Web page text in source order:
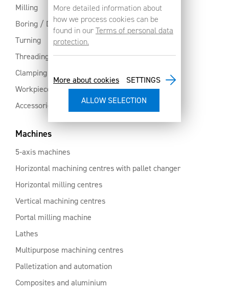
More detailed information about
how we process cookies can be
found in ourTerms of personal data
protection.
More about cookies SETTINGS
Milling
Boring / Drilling
Turning
Threading
Clamping
Workpiece clamping
Accessories
Machines
5-axis machines
Horizontal machining centres with pallet changer
Horizontal milling centres
Vertical machining centres
Portal milling machine
Lathes
Multipurpose machining centres
Palletization and automation
Composites and aluminium